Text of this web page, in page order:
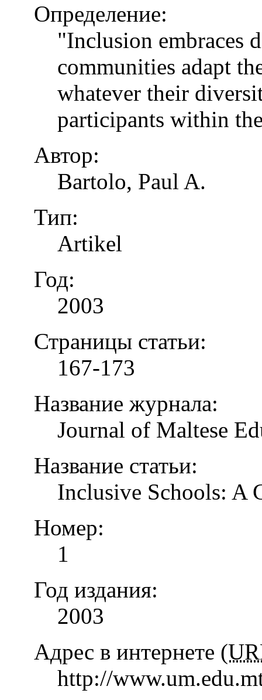
Определение:
"Inclusion embraces
communities adapt
whatever their
participants within
Автор:
Bartolo, Paul A.
Тип:
Artikel
Год:
2003
Страницы статьи:
167-173
Название журнала:
Journal of Maltese
Название статьи:
Inclusive Schools: A
Номер:
1
Год издания:
2003
Адрес в интернете (
http://